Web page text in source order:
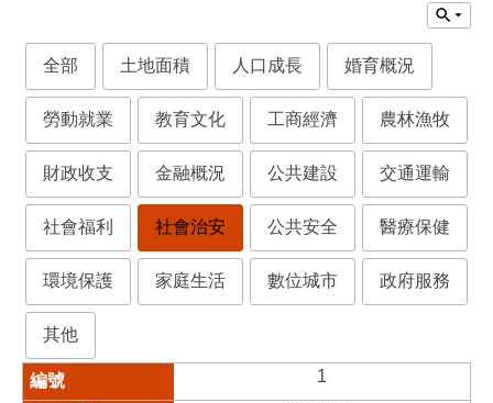
全部 土地面積 人口成長 婚育概況
勞動就業 教育文化 工商經濟 農林漁牧
財政收支 金融概況 公共建設 交通運輸
社會福利 社會治安 公共安全 醫療保健
環境保護 家庭生活 數位城市 政府服務
其他
1